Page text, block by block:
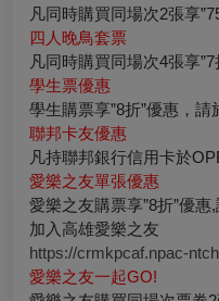
凡同時購買同場次2張享
四人晚鳥套票
凡同時購買同場次4張享
學生票優惠
學生購票享”8折”優惠，
聯邦卡友優惠
凡持聯邦銀行信用卡於
愛樂之友單張優惠
愛樂之友購票享”8折”優
加入高雄愛樂之友
https://crmkpcaf.npac-
愛樂之友一起